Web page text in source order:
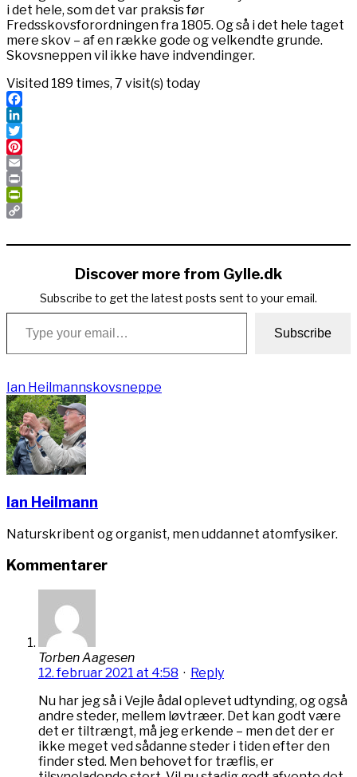
i det hele, som det var praksis før
Fredsskovsforordningen fra 1805. Og så i det hele taget
mere skov – af en række gode og velkendte grunde.
Skovsneppen vil ikke have indvendinger.
Visited 189 times, 7 visit(s) today
Facebook
LinkedIn
Twitter
Pinterest
Email
Print
PrintFriendly
Link
Discover more from Gylle.dk
Subscribe to get the latest posts sent to your email.
Type your email…
Subscribe
Ian Heilmannskovsneppe
Ian Heilmann
Naturskribent og organist, men uddannet atomfysiker.
Kommentarer
Torben Aagesen
12. februar 2021 at 4:58 · Reply
Nu har jeg så i Vejle ådal oplevet udtynding, og også
andre steder, mellem løvtræer. Det kan godt være
det er tiltrængt, må jeg erkende – men det der er
ikke meget ved sådanne steder i tiden efter den
finder sted. Men behovet for træflis, er